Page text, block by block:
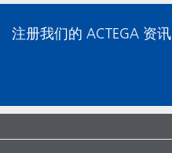
注册我们的 ACTEGA 资